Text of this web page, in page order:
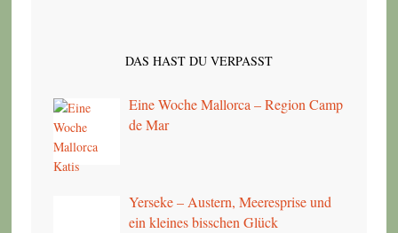
DAS HAST DU VERPASST
Eine Woche Mallorca – Region Camp
de Mar
Yerseke – Austern, Meeresprise und
ein kleines bisschen Glück